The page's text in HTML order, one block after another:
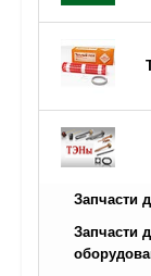
Запчасти
Запчасти